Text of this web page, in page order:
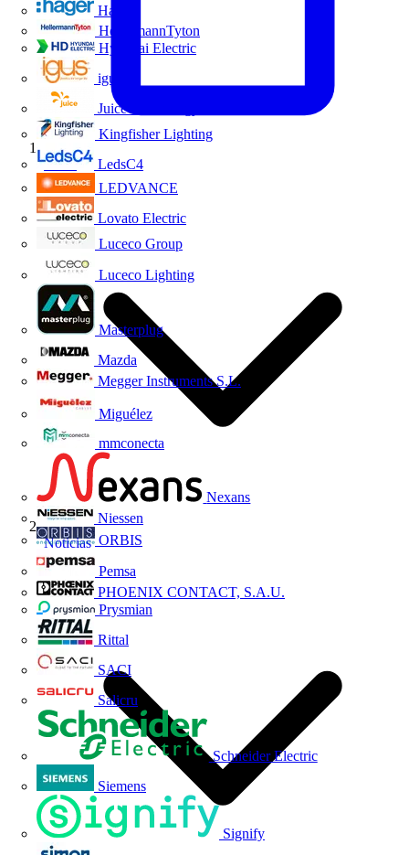
Hager
HellermannTyton
Hyundai Electric
igus
Juice Technology
Kingfisher Lighting
LedsC4
LEDVANCE
Lovato Electric
Luceco Group
Luceco Lighting
Masterplug
Mazda
Megger Instruments S.L.
Miguélez
mmconecta
Nexans
Niessen
ORBIS
Pemsa
PHOENIX CONTACT, S.A.U.
Prysmian
Rittal
SACI
Salicru
Schneider Electric
Siemens
Signify
Inicio
Noticias